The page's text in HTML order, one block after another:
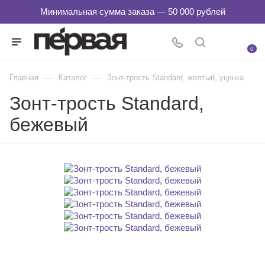
0
Главная — Каталог — Зонт-трость Standard, желтый, уценка
Зонт-трость Standard,
бежевый